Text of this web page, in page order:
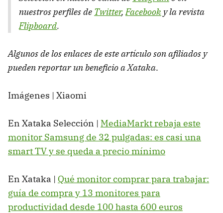
nuestros perfiles de Twitter,Facebook y la revista
Flipboard.
Algunos de los enlaces de este artículo son afiliados y
pueden reportar un beneficio a Xataka.
Imágenes | Xiaomi
En Xataka Selección | MediaMarkt rebaja este
monitor Samsung de 32 pulgadas: es casi una
smart TV y se queda a precio mínimo
En Xataka | Qué monitor comprar para trabajar:
guía de compra y 13 monitores para
productividad desde 100 hasta 600 euros